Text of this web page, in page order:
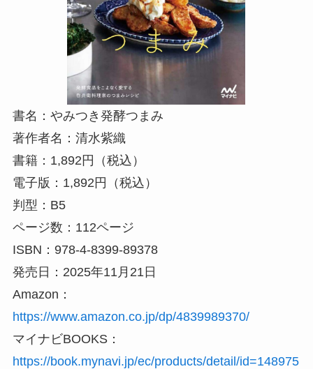
書名：やみつき発酵つまみ
著作者名：清水紫織
書籍：1,892円（税込）
電子版：1,892円（税込）
判型：B5
ページ数：112ページ
ISBN：978-4-8399-89378
発売日：2025年11月21日
Amazon：
https://www.amazon.co.jp/dp/4839989370/
マイナビBOOKS：
https://book.mynavi.jp/ec/products/detail/id=148975